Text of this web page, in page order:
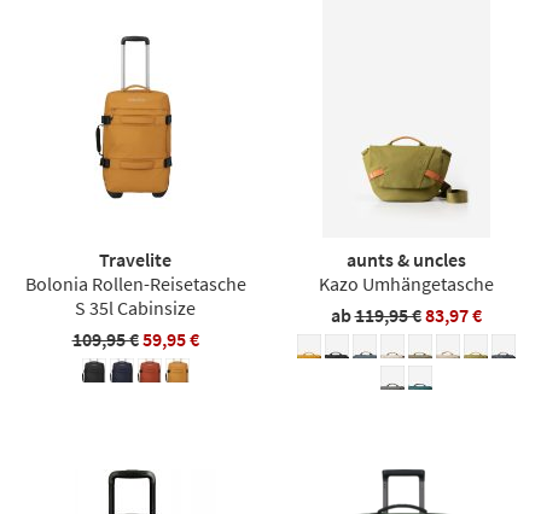
Travelite
Bolonia Rollen-Reisetasche
S 35l Cabinsize
109,95 €59,95 €
aunts & uncles
Kazo Umhängetasche
ab119,95 €83,97 €